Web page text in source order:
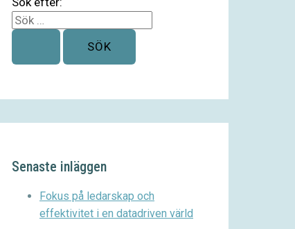
Senaste inläggen
Fokus på ledarskap och
effektivitet i en datadriven värld